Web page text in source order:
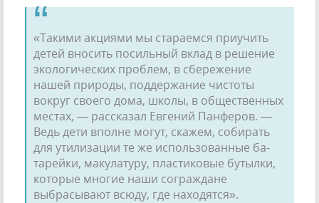
«Такими акциями мы стараемся приучить
детей вносить посильный вклад в решение
экологических проблем, в сбережение
нашей при­роды, поддержание чистоты
вокруг своего дома, школы, в обществен­ных
местах, — рассказал Евгений Панферов. —
Ведь дети вполне могут, скажем, собирать
для ути­лизации те же использованные ба­
тарейки, макулатуру, пластиковые бутылки,
которые многие наши со­граждане
выбрасывают всюду, где находятся».